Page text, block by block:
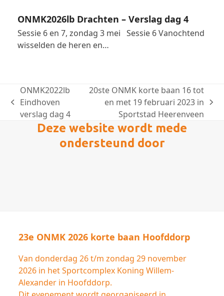
ONMK2026lb Drachten – Verslag dag 4
Sessie 6 en 7, zondag 3 mei Sessie 6 Vanochtend
wisselden de heren en…
previous
post:
ONMK2022lb
Eindhoven
verslag dag 4
20ste ONMK korte baan 16 tot
en met 19 februari 2023 in
Sportstad Heerenveen
Deze website wordt mede
ondersteund door
23e ONMK 2026 korte baan Hoofddorp
Van donderdag 26 t/m zondag 29 november
2026 in het Sportcomplex Koning Willem-
Alexander in Hoofddorp.